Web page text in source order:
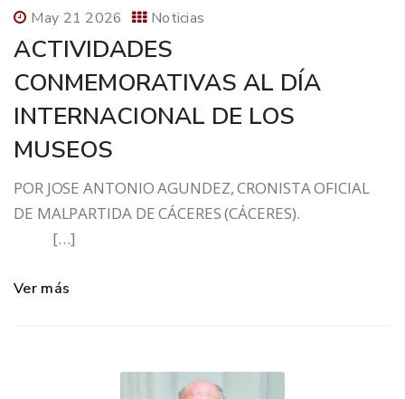
May 21 2026 Noticias
ACTIVIDADES
CONMEMORATIVAS AL DÍA
INTERNACIONAL DE LOS
MUSEOS
POR JOSE ANTONIO AGUNDEZ, CRONISTA OFICIAL
DE MALPARTIDA DE CÁCERES (CÁCERES).
[…]
Ver más